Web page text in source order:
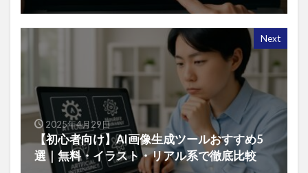
Next
2025年4月29日
【初心者向け】AI画像生成ツールおすすめ5
選｜無料・イラスト・リアル系で徹底比較